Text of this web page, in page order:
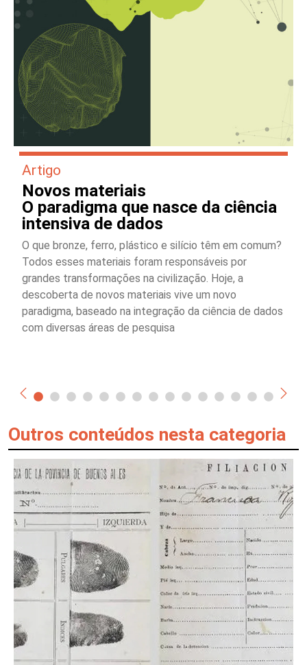
Artigo
Novos materiais
O paradigma que nasce da ciência
intensiva de dados
O que bronze, ferro, plástico e silício têm em comum?
Todos esses materiais foram responsáveis por
grandes transformações na civilização. Hoje, a
descoberta de novos materiais vive um novo
paradigma, baseado na integração da ciência de dados
com diversas áreas de pesquisa
Outros conteúdos nesta categoria